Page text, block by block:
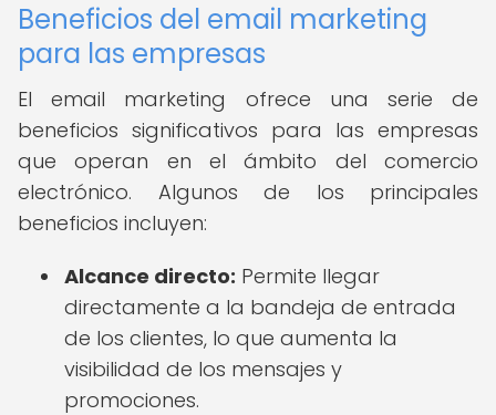
Beneficios del email marketing
para las empresas
El email marketing ofrece una serie de
beneficios significativos para las empresas
que operan en el ámbito del comercio
electrónico. Algunos de los principales
beneficios incluyen:
Alcance directo: Permite llegar
directamente a la bandeja de entrada
de los clientes, lo que aumenta la
visibilidad de los mensajes y
promociones.